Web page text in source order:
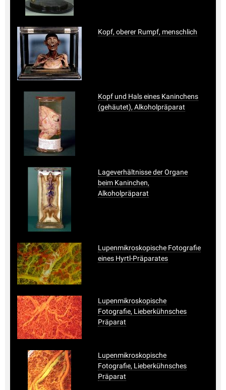
Kopf, oberer Rumpf, menschlich
Kopf und Hals eines Kaninchens
(gehäutet), Alkoholpräparat
Lageverhältnisse der Organe
beim Kaninchen,
Alkoholpräparat
Lupenmikroskopische Fotografie
eines Hyrtl-Präparates
Lupenmikroskopische
Fotografie, Lieberkühnsches
Präparat
Lupenmikroskopische
Fotografie, Lieberkühnsches
Präparat